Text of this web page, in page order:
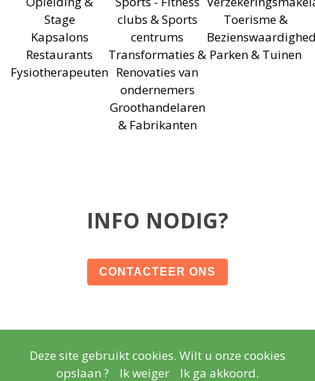
Stage
Kapsalons
Restaurants
Fysiotherapeuten
clubs & Sports
centrums
Transformaties &
Renovaties van
ondernemers
Groothandelaren
& Fabrikanten
Toerisme &
Parken & Tuinen
INFO NODIG?
CONTACTEER ONS
© CopyrightWettelijke vermeldingen - Copyright2026
RealisatieLisara Agency
Deze site gebruikt cookies. Wilt u onze cookies
opslaan ?
Ik weiger Ik ga akkoord.